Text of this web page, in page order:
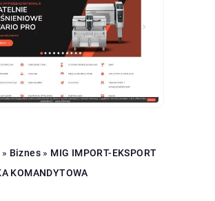
» Biznes » MIG IMPORT-EKSPORT
KOMANDYTOWA